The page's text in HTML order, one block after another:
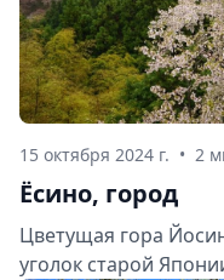
15 октября 2024 г. • 2
Ёсино, город
Цветущая гора
уголок старой